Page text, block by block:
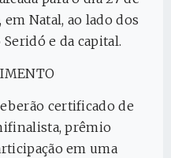
Natal, ao lado dos
e da capital.
certificado de
prêmio
em uma